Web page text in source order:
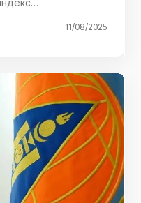
11/08/2025